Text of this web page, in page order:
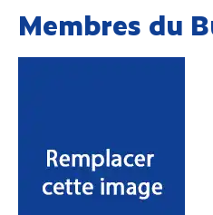
Membres du